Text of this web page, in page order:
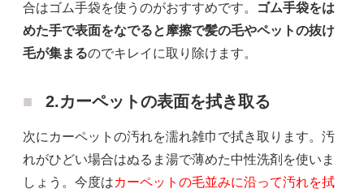
合はゴム手袋を使うのがおすすめです。
ゴム手袋をは
めた手で表面をなでると摩擦で髪の毛やペットの抜け
毛が集まるのでキレイに取り除けます。
2.カーペットの表面を拭き取る
次にカーペットの汚れを濡れ雑巾で拭き取ります。汚
れがひどい場合はぬるま湯で薄めた中性洗剤を使いま
しょう。今度はカーペットの毛並みに沿って汚れを拭